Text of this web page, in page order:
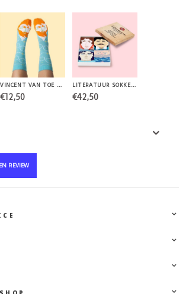
VINCENT VAN TOE VAN CHATTYFEET
€12,50
LITERATUUR SOKKEN SET VAN CHATTY FEET
€42,50
REVIEW